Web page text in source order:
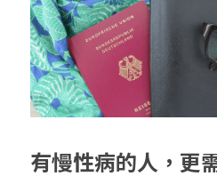
有慢性病的人，更